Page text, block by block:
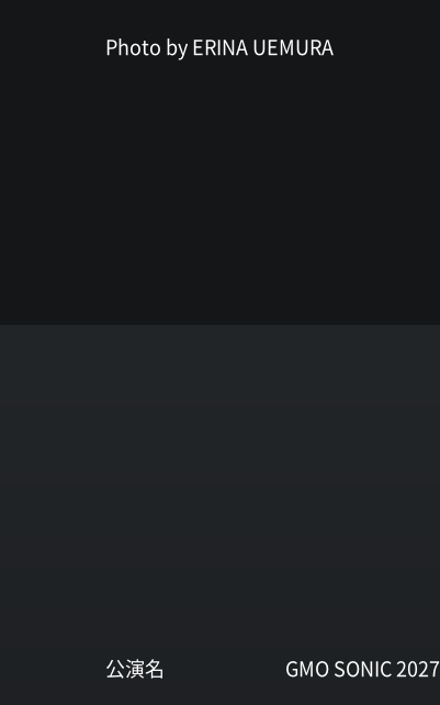
Photo by ERINA UEMURA
公演名
GMO SONIC 2027